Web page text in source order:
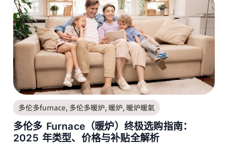
多伦多furnace, 多伦多暖炉, 暖炉, 暖炉暖氣
多伦多 Furnace（暖炉）终极选购指南：
2025 年类型、价格与补贴全解析